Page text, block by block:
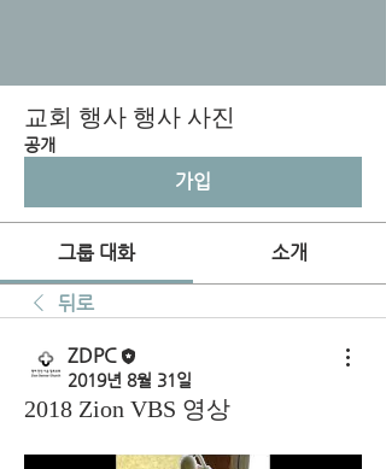
교회 행사 행사 사진
공개
가입
그룹 대화 소개
뒤로
ZDPC
2019년 8월 31일
2018 Zion VBS 영상